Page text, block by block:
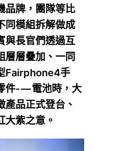
品牌，團隊等比
同模組拆解做成
與長官們透過互
層層疊加、一同
Fairphone4手
件- — 電池時，大
產品正式登台、
大紫之意。